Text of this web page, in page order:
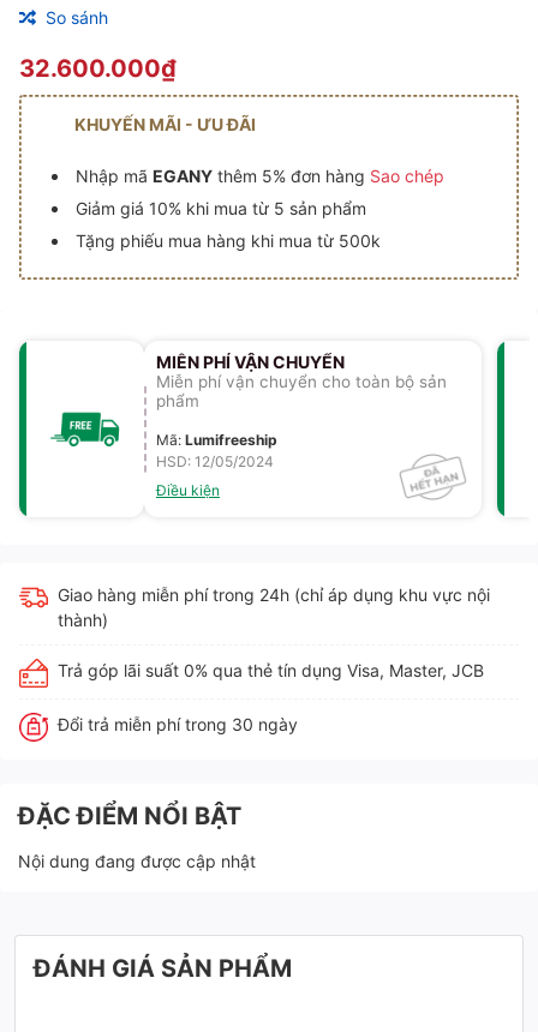
So sánh
32.600.000₫
KHUYẾN MÃI - ƯU ĐÃI
Nhập mã EGANYthêm 5% đơn hàng Sao chép
Giảm giá 10% khi mua từ 5 sản phẩm
Tặng phiếu mua hàng khi mua từ 500k
MIỄN PHÍ VẬN CHUYỂN
Miễn phí vận chuyển cho toàn bộ sản
phẩm
Mã: Lumifreeship
HSD: 12/05/2024
Điều kiện
Giao hàng miễn phí trong 24h (chỉ áp dụng khu vực nội
thành)
Trả góp lãi suất 0% qua thẻ tín dụng Visa, Master, JCB
Đổi trả miễn phí trong 30 ngày
ĐẶC ĐIỂM NỔI BẬT
Nội dung đang được cập nhật
ĐÁNH GIÁ SẢN PHẨM